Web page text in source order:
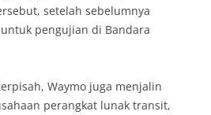
setelah sebelumnya
pengujian di Bandara
Waymo juga menjalin
perangkat lunak transit,